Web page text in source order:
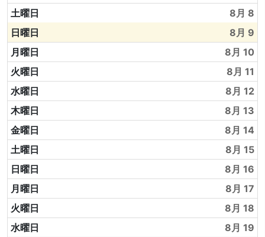
土曜日
8月 8
日曜日
8月 9
月曜日
8月 10
火曜日
8月 11
水曜日
8月 12
木曜日
8月 13
金曜日
8月 14
土曜日
8月 15
日曜日
8月 16
月曜日
8月 17
火曜日
8月 18
水曜日
8月 19